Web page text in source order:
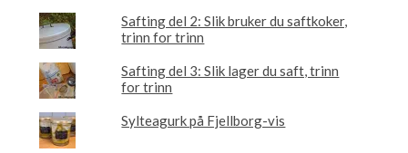
Safting del 2: Slik bruker du saftkoker,
trinn for trinn
Safting del 3: Slik lager du saft, trinn
for trinn
Sylteagurk på Fjellborg-vis